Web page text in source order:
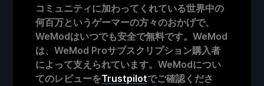
コミュニティに加わってくれている世界中の
何百万というゲーマーの方々のおかげで、
WeModはいつでも安全で無料です。WeMod
は、WeMod Proサブスクリプション購入者
によって支えられています。WeModについ
てのレビューをTrustpilotでご確認くださ